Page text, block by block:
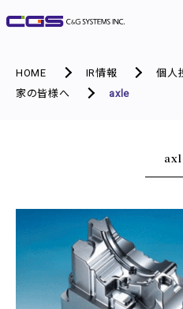
HOME IR情報 個人
家の皆様へ
axle